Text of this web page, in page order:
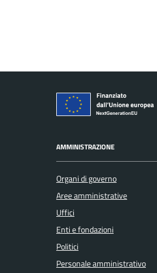
AMMINISTRAZIONE
Organi di governo
Aree amministrative
Uffici
Enti e fondazioni
Politici
Personale amministrativo